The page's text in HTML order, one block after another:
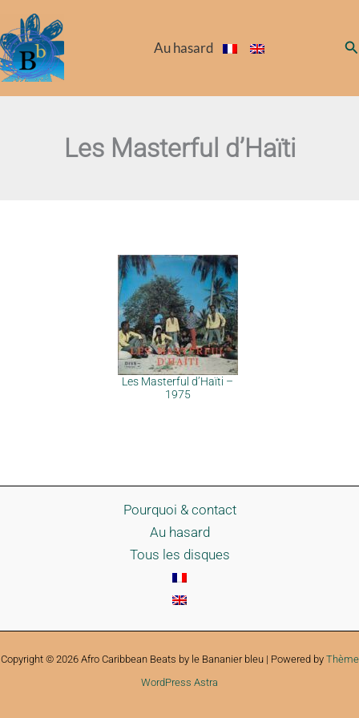
au
contenu
Au hasard
Les Masterful d’Haïti
Les Masterful d’Haïti –
1975
Pourquoi & contact
Au hasard
Tous les disques
Copyright © 2026 Afro Caribbean Beats by le Bananier bleu | Powered by Thème
WordPress Astra